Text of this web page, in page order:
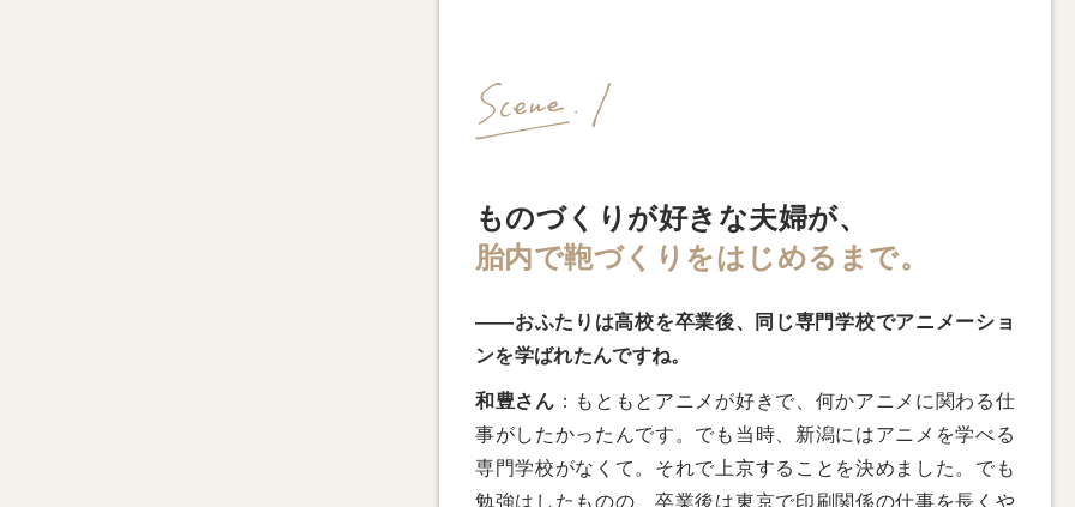
ものづくりが好きな夫婦が、
胎内で鞄づくりをはじめるまで。
――おふたりは高校を卒業後、同じ専門学校でアニメーショ
ンを学ばれたんですね。
和豊さん ：もともとアニメが好きで、何かアニメに関わる仕
事がしたかったんです。でも当時、新潟にはアニメを学べる
専門学校がなくて。それで上京することを決めました。でも
勉強はしたものの、卒業後は東京で印刷関係の仕事を長くや